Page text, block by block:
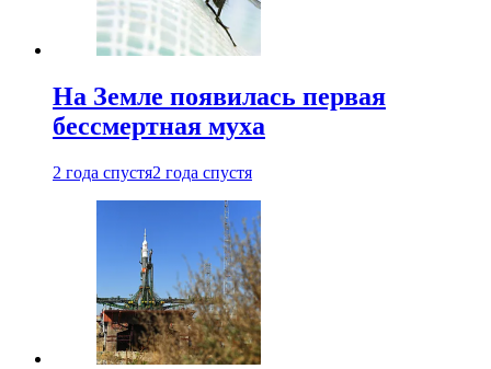
На Земле появилась первая
бессмертная муха
2 года спустя2 года спустя